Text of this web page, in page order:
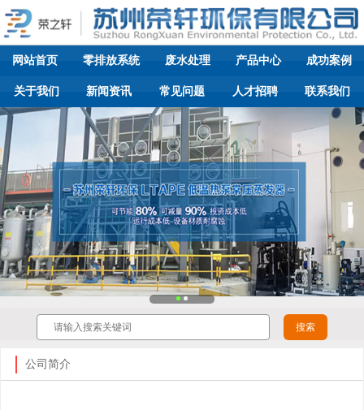
网站首页 零排放系统 废水处理 产品中心 成功案例
关于我们 新闻资讯 常见问题 人才招聘 联系我们
公司简介